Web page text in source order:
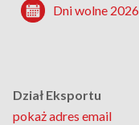
Dni wolne 2026
Dział Eksportu
pokaż adres email